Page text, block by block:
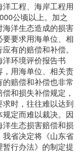
工程、海岸工程用
公顷以上。加之
洋生态造成的损害
要求用海单位、相
有的赔偿和补偿。
环境评价报告书
，用海单位、相关责
赔偿和补偿也非常
和损失补偿规定，
时，往往难以达到
定而难以裁决。因
生态损害赔偿和损
省决定将《山东省
行办法》的制定提